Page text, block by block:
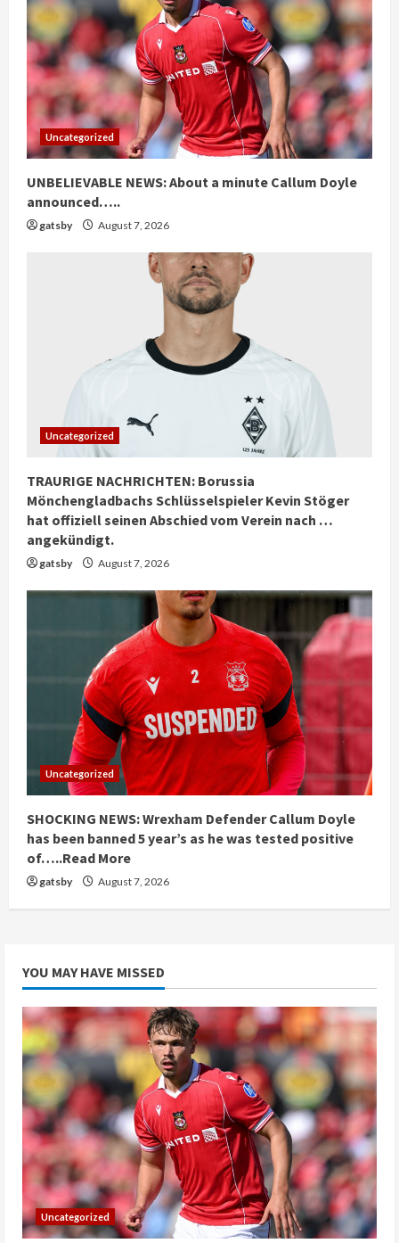
Uncategorized
UNBELIEVABLE NEWS: About a minute Callum Doyle
announced…..
gatsby August 7, 2026
Uncategorized
TRAURIGE NACHRICHTEN: Borussia
Mönchengladbachs Schlüsselspieler Kevin Stöger
hat offiziell seinen Abschied vom Verein nach …
angekündigt.
gatsby August 7, 2026
Uncategorized
SHOCKING NEWS: Wrexham Defender Callum Doyle
has been banned 5 year’s as he was tested positive
of…..Read More
gatsby August 7, 2026
YOU MAY HAVE MISSED
Uncategorized